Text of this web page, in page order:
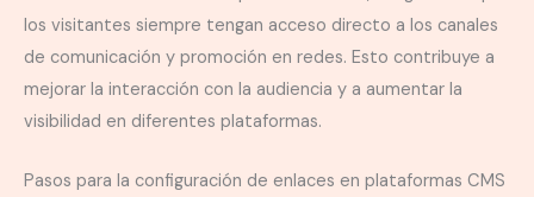
los visitantes siempre tengan acceso directo a los canales
de comunicación y promoción en redes. Esto contribuye a
mejorar la interacción con la audiencia y a aumentar la
visibilidad en diferentes plataformas.
Pasos para la configuración de enlaces en plataformas CMS